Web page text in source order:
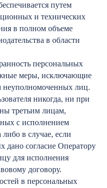
путем
и технических
в полном объеме
в области
персональных
меры, исключающие
неуполномоченных лиц.
никогда, ни при
третьим лицам,
с исполнением
либо в случае, если
дано согласие Оператору
для исполнения
договору.
в персональных